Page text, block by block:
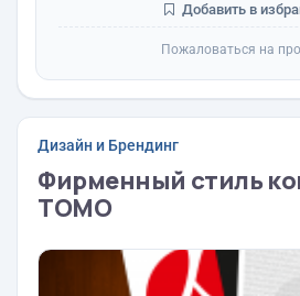
Добавить в
Пожаловаться на
Дизайн и Брендинг
Фирменный стиль
ТОМО